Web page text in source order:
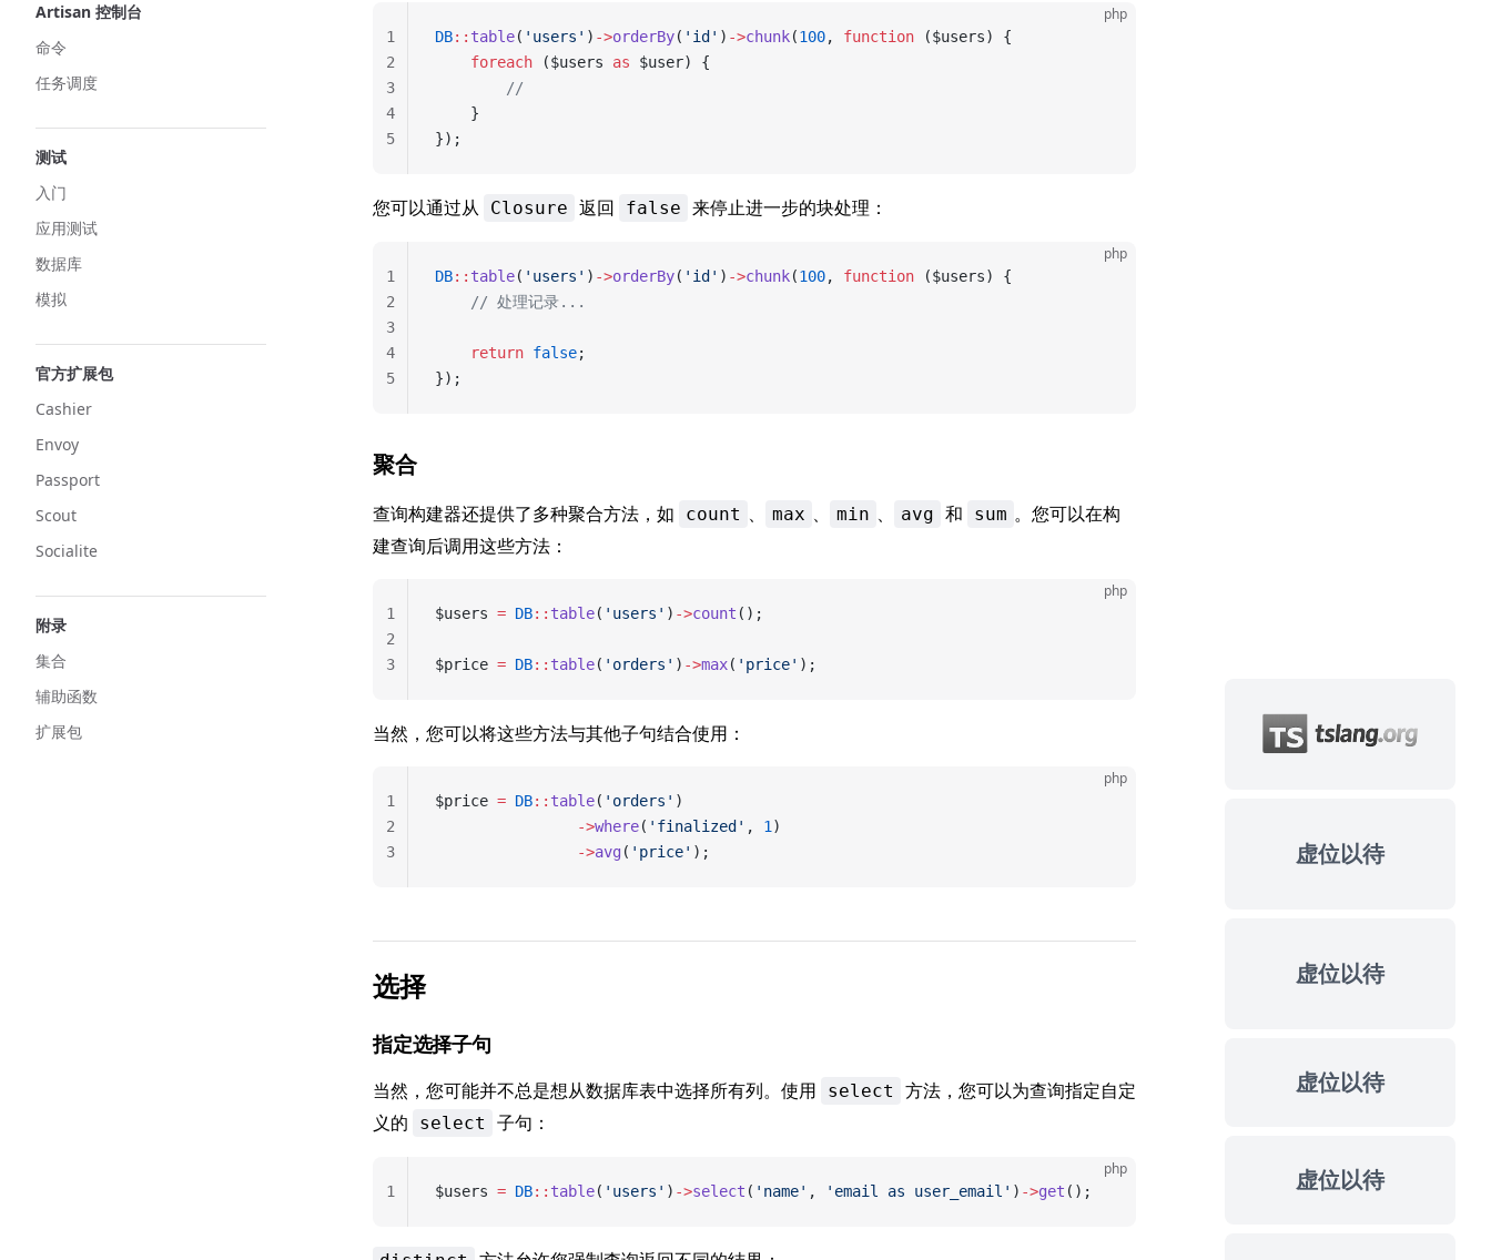
Artisan 控制台
命令
任务调度
测试
入门
应用测试
数据库
模拟
官方扩展包
Cashier
Envoy
Passport
Scout
Socialite
附录
集合
辅助函数
扩展包
虚位以待
虚位以待
虚位以待
虚位以待
php
DB:: table( 'users' ) ->orderBy( 'id' ) ->chunk(100, function ($users) {
    foreach
($users as $user) {
        //
    }
});
1
2
3
4
5
您可以通过从 Closure 返回 false 来停止进一步的块处理：
php
DB:: table( 'users' ) ->orderBy( 'id' ) ->chunk(100, function ($users) {
    // 处理记录...
    return
false;
});
1
2
3
4
5
聚合
查询构建器还提供了多种聚合方法，如 count 、 max 、 min 、 avg 和 sum 。您可以在构
建查询后调用这些方法：
php
$users = DB:: table( 'users' ) ->count ();
$price = DB:: table( 'orders' ) ->max( 'price' );
1
2
3
当然，您可以将这些方法与其他子句结合使用：
php
$price = DB:: table( 'orders' )
                ->
where( 'finalized' , 1 )
                ->
avg ( 'price' );
1
2
3
选择
指定选择子句
当然，您可能并不总是想从数据库表中选择所有列。使用 select
方法，您可以为查询指定自定
义的
select 子句：
php
$users = DB:: table( 'users' ) ->select ( 'name' , 'email as user_email' ) ->get ();
1